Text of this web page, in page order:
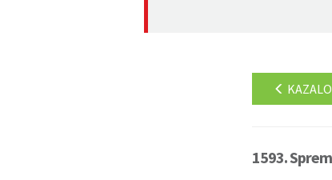
KAZALO
1593.